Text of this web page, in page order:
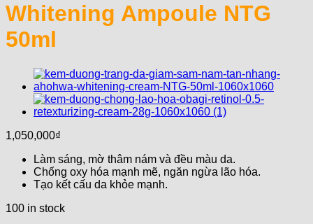
Whitening Ampoule NTG
50ml
1,050,000₫
Làm sáng, mờ thâm nám và đều màu da.
Chống oxy hóa mạnh mẽ, ngăn ngừa lão hóa.
Tạo kết cấu da khỏe mạnh.
100 in stock